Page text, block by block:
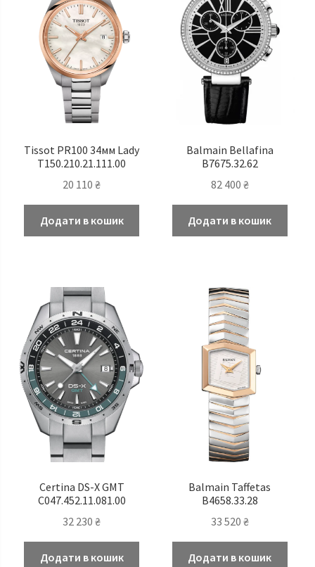
Tissot PR100 34мм Lady
T150.210.21.111.00
20 110₴
Додати в кошик
Balmain Bellafina
B7675.32.62
82 400 ₴
Додати в кошик
Certina DS-X GMT
C047.452.11.081.00
32 230₴
Додати в кошик
Balmain Taffetas
B4658.33.28
33 520 ₴
Додати в кошик